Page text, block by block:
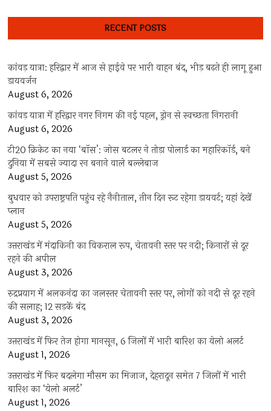
RECENT POSTS
कांवड़ यात्रा: हरिद्वार में आज से हाईवे पर भारी वाहन बंद, भीड़ बढ़ते ही लागू हुआ
डायवर्जन
August 6, 2026
कांवड़ यात्रा में हरिद्वार नगर निगम की नई पहल, ड्रोन से स्वच्छता निगरानी
August 6, 2026
टी20 क्रिकेट का नया ‘बॉस’: जोस बटलर ने तोड़ा पोलार्ड का महारिकॉर्ड, बने
दुनिया में सबसे ज्यादा रन बनाने वाले बल्लेबाज
August 5, 2026
बुधवार को उपराष्ट्रपति पहुंच रहे नैनीताल, तीन दिन रूट रहेगा डायवर्ट; यहां देखें
प्‍लान
August 5, 2026
उत्तराखंड में मंदाकिनी का विकराल रूप, चेतावनी स्तर पर नदी; किनारों से दूर
रहने की अपील
August 3, 2026
रुद्रप्रयाग में अलकनंदा का जलस्तर चेतावनी स्तर पर, लोगों को नदी से दूर रहने
की सलाह; 12 सड़कें बंद
August 3, 2026
उत्तराखंड में फिर तेज होगा मानसून, 6 जिलों में भारी बारिश का येलो अलर्ट
August 1, 2026
उत्तराखंड में फिर बदलेगा मौसम का मिजाज, देहरादून समेत 7 जिलों में भारी
बारिश का ‘येलो अलर्ट’
August 1, 2026